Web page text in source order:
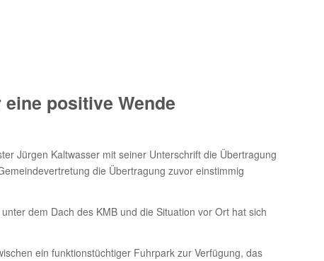
positive Wende
Jürgen Kaltwasser mit seiner Unterschrift die Übertragung
die Übertragung zuvor einstimmig
dem Dach des KMB und die Situation vor Ort hat sich
ein funktionstüchtiger Fuhrpark zur Verfügung, das